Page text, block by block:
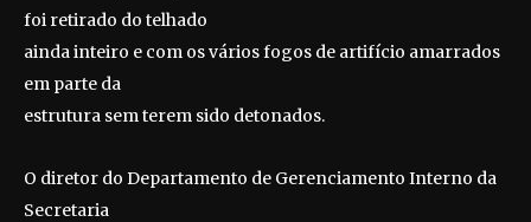
foi retirado do telhado
ainda inteiro e com os vários fogos de artifício amarrados
em parte da
estrutura sem terem sido detonados.
O diretor do Departamento de Gerenciamento Interno da
Secretaria